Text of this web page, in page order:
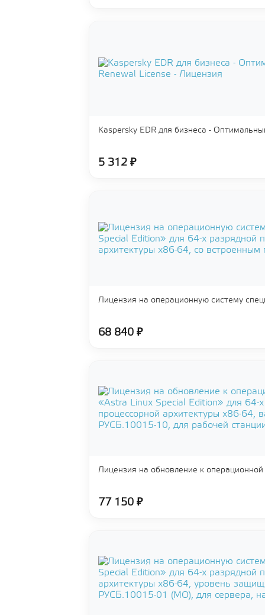
Kaspersky EDR для бизнеса -
5 312 ₽
Лицензия на операционную систему
68 840 ₽
Лицензия на обновление к
77 150 ₽